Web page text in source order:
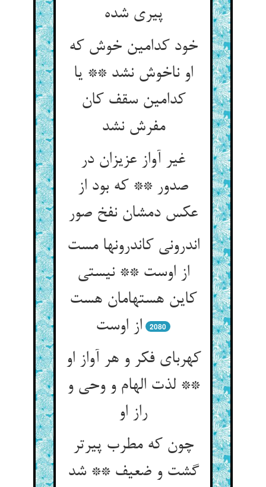
پیری شده‌‌
خود کدامین خوش که
او ناخوش نشد ** یا
کدامین سقف کان
مفرش نشد
غیر آواز عزیزان در
صدور ** که بود از
عکس دمشان نفخ صور
اندرونی کاندرونها مست
از اوست ** نیستی
کاین هستهامان هست
2080
کهربای فکر و هر آواز او
** لذت الهام و وحی و
راز او
چون که مطرب پیرتر
گشت و ضعیف ** شد